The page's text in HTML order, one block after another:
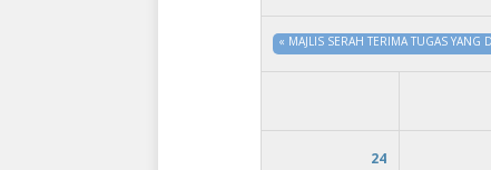
« MAJLIS SERAH TERIMA TUGAS
24